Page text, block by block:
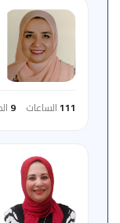
الإرشادي
111الساعات 9